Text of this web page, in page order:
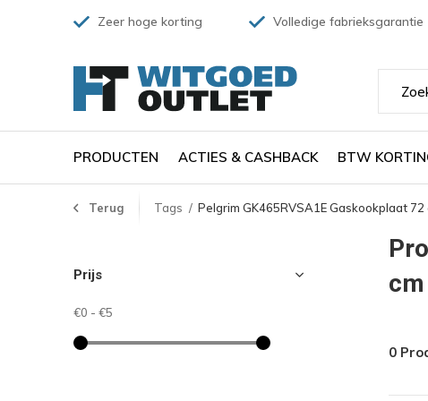
PRODUCTEN ACTIES & CASHBACK BTW
Zeer hoge korting Volledige fabrieksgarantie
Terug Tags Pelgrim GK465RVSA1E Gaskookplaat 72
0
Prijs
€0 - €5